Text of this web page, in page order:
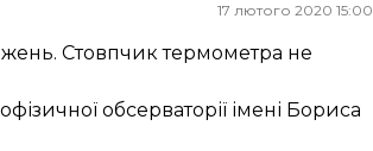
17 лютого 2020 15:00
Стовпчик термометра не
обсерваторії імені Бориса